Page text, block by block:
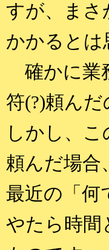
すが、まさ
かかるとは
確かに業
符(?)頼ん
しかし、
頼んだ場合
最近の「何
やたら時間